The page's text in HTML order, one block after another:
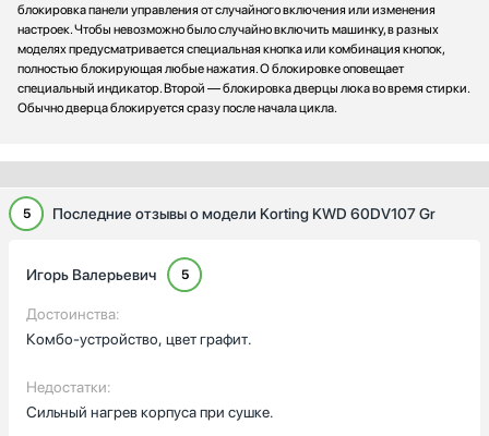
блокировка панели управления от случайного включения или изменения
настроек. Чтобы невозможно было случайно включить машинку, в разных
моделях предусматривается специальная кнопка или комбинация кнопок,
полностью блокирующая любые нажатия. О блокировке оповещает
специальный индикатор. Второй — блокировка дверцы люка во время стирки.
Обычно дверца блокируется сразу после начала цикла.
5 Последние отзывы о модели Korting KWD 60DV107 Gr
Игорь Валерьевич 5
Достоинства:
Комбо-устройство, цвет графит.
Недостатки:
Сильный нагрев корпуса при сушке.